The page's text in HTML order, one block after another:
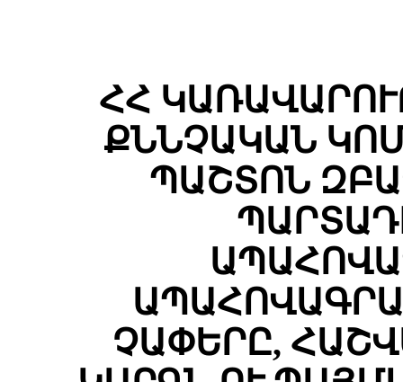
ՀՀ
ՔՆՆՉԱԿԱՆ
ՊԱՇՏՈՆ
ՉԱՓԵՐԸ,